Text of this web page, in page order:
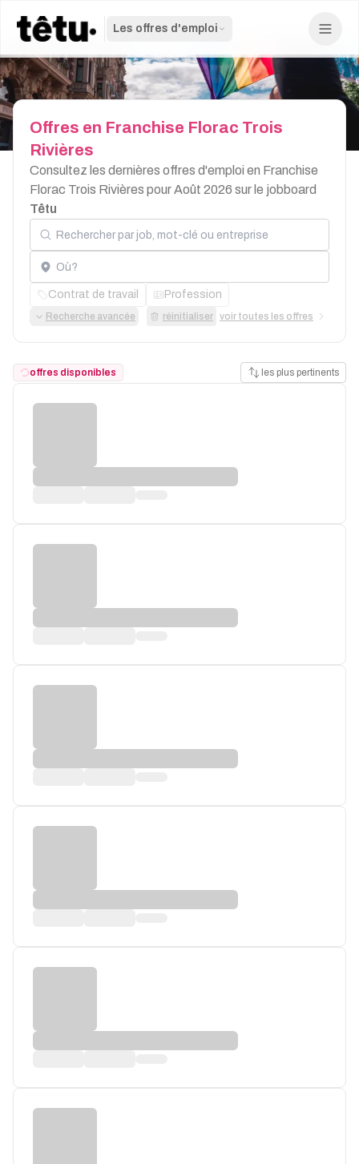
Les offres d'emploi
Offres en Franchise Florac Trois
Rivières
Consultez les dernières offres d'emploi en Franchise
Florac Trois Rivières pour Août 2026 sur le jobboard
Têtu
Rechercher par job, mot-clé ou entreprise
Localisation
Contrat de travail Profession
Recherche avancée réinitialiser voir toutes les offres
offres disponibles les plus pertinents